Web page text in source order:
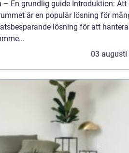
En grundlig guide Introduktion: Att
är en populär lösning för
lösning för att hantera
03 augusti